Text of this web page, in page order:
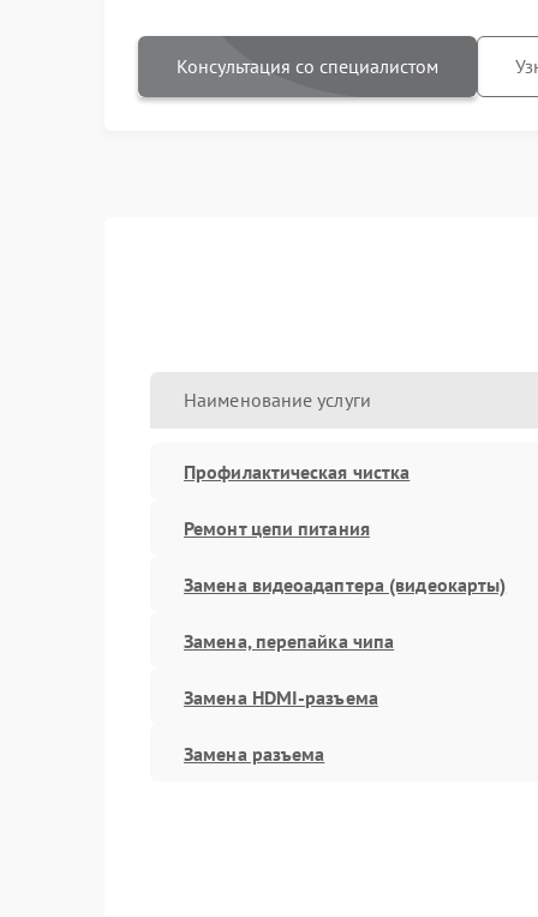
Консультация со специалистом
Наименование услуги
Профилактическая чистка
Ремонт цепи питания
Замена видеоадаптера (видеокарты)
Замена, перепайка чипа
Замена HDMI-разъема
Замена разъема